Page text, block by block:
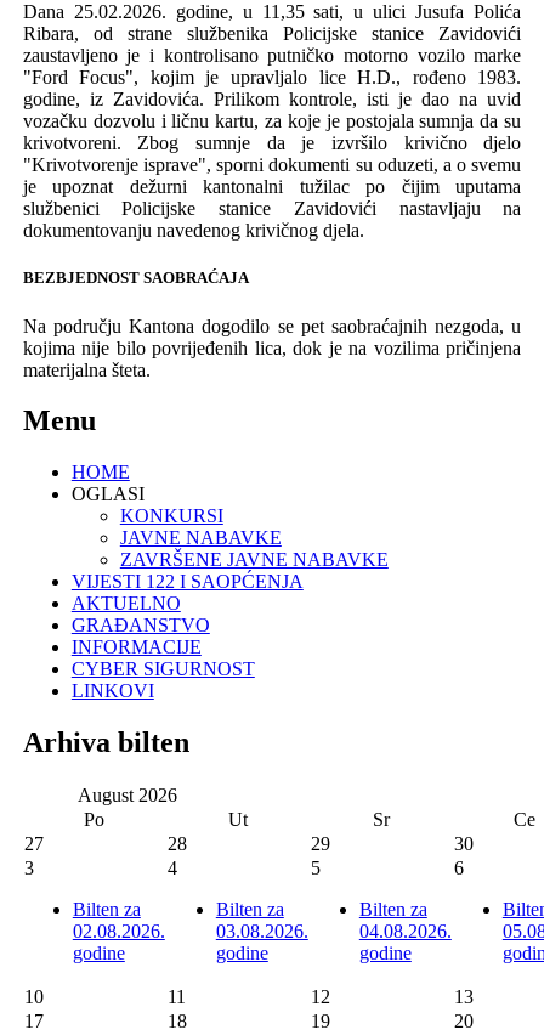
Dana 25.02.2026. godine, u 11,35 sati, u ulici Jusufa Polića
Ribara, od strane službenikaPolicijske stanice Zavidovići
zaustavljeno je i kontrolisanoputničko motorno vozilomarke
"Ford Focus", kojim je upravljalo lice H.D., rođeno 1983.
godine, iz Zavidovića. Prilikom kontrole, isti jedaona uvid
vozačku dozvolu i ličnu kartu, za koje je postojala sumnja da su
krivotvoreni. Zbog sumnje da je izvršilo krivično djelo
"Krivotvorenje isprave",sporni dokumenti su oduzeti, a o svemu
je upoznat dežurni kantonalni tužilac po čijim uputama
službenici Policijske stanice Zavidovići nastavljaju na
dokumentovanju navedenog krivičnog djela.
BEZBJEDNOST SAOBRAĆAJA
Na području Kantona dogodilo se pet saobraćajnihnezgoda, u
kojima nije bilo povrijeđenih lica, dok je na vozilima pričinjena
materijalna šteta.
Menu
HOME
OGLASI
KONKURSI
JAVNE NABAVKE
ZAVRŠENE JAVNE NABAVKE
VIJESTI 122 I SAOPĆENJA
AKTUELNO
GRAĐANSTVO
INFORMACIJE
CYBER SIGURNOST
LINKOVI
Arhiva bilten
August 2026
Po
Ut Sr
Ce
27
28 29
30
3
Bilten za
02.08.2026.
godine
4
Bilten za
03.08.2026.
godine
5
Bilten za
04.08.2026.
godine
6
10 11 12
13
17
18 19 20